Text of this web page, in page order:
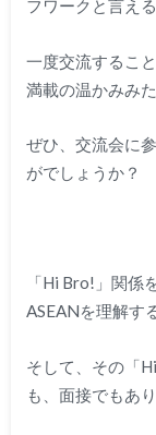
フワークと言え
一度交流するこ
満載の温かみみ
ぜひ、交流会に
がでしょうか？
「Hi Bro!」関係
ASEANを理解す
そして、その「
も、面接でもあ